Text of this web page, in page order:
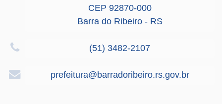
CEP 92870-000
Barra do Ribeiro - RS
(51) 3482-2107
prefeitura@barradoribeiro.rs.gov.br